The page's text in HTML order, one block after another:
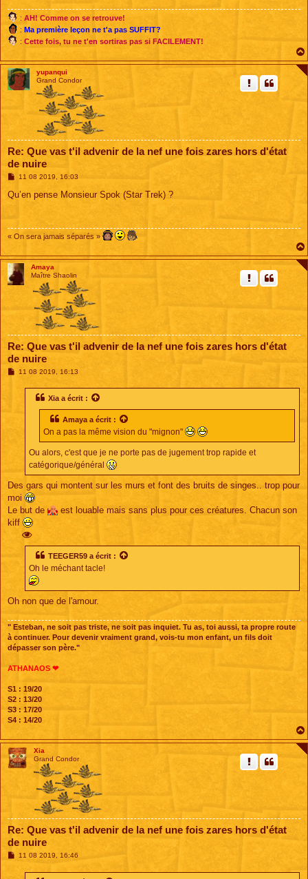
: AH! Comme on se retrouve!
: Ma première leçon ne t'a pas SUFFIT?
: Cette fois, tu ne t'en sortiras pas si FACILEMENT!
yupanqui
Grand Condor
Re: Que vas t'il advenir de la nef une fois zares hors d'état
de nuire
M
s
11 08 2019, 16:03
Qu’en pense Monsieur Spok (Star Trek) ?
« On sera jamais séparés »
Amaya
Maître Shaolin
Re: Que vas t'il advenir de la nef une fois zares hors d'état
de nuire
M11 08 2019, 16:13
Xia a écrit :
Amaya a écrit :
On a pas la même vision du "mignon"
Ou alors, c'est que je ne porte pas de jugement trop rapide et
catégorique/général
Des gars qui montent sur les murs et font des bruits de singes.. trop pour
moi
Le but de
est louable mais sans plus pour ces créatures. Chacun son
kiff
TEEGER59 a écrit :
Oh le méchant tacle!
Oh non que de l'amour.
" Esteban, ne soit pas triste, ne soit pas inquiet. Tu as, toi aussi, ta propre route
à continuer. Pour devenir vraiment grand, vois-tu mon enfant, un fils doit
dépasser son père."
ATHANAOS ❤
S1 : 19/20
S2 : 13/20
S3 : 17/20
S4 : 14/20
Xia
Grand Condor
Re: Que vas t'il advenir de la nef une fois zares hors d'état
de nuire
M
11 08 2019, 16:46